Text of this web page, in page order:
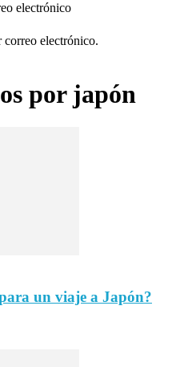
electrónico
correo electrónico.
por japón
un viaje a Japón?